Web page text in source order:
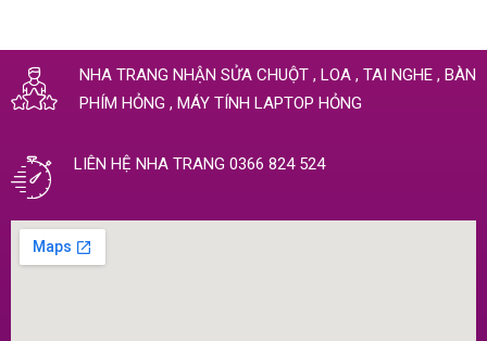
NHA TRANG NHẬN SỬA CHUỘT , LOA , TAI NGHE , BÀN
PHÍM HỎNG , MÁY TÍNH LAPTOP HỎNG
LIÊN HỆ NHA TRANG 0366 824 524